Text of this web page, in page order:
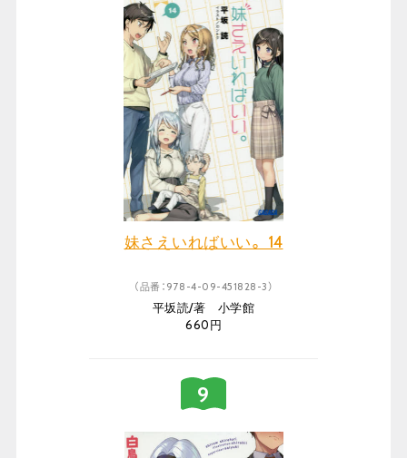
妹さえいればいい。 14
（品番：978-4-09-451828-3）
平坂読/著 小学館
660円